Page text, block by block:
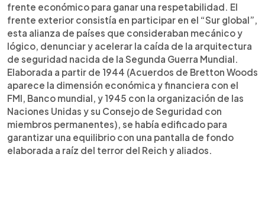
frente económico para ganar una respetabilidad. El
frente exterior consistía en participar en el “Sur global”,
esta alianza de países que consideraban mecánico y
lógico, denunciar y acelerar la caída de la arquitectura
de seguridad nacida de la Segunda Guerra Mundial.
Elaborada a partir de 1944 (Acuerdos de Bretton Woods
aparece la dimensión económica y financiera con el
FMI, Banco mundial, y 1945 con la organización de las
Naciones Unidas y su Consejo de Seguridad con
miembros permanentes), se había edificado para
garantizar una equilibrio con una pantalla de fondo
elaborada a raíz del terror del Reich y aliados.